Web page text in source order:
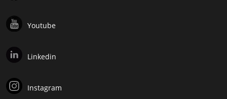
Youtube
Linkedin
Instagram